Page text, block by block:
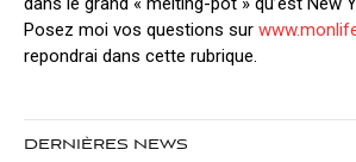
Posez moi vos questions sur
repondrai dans cette rubrique.
DERNIÈRES NEWS